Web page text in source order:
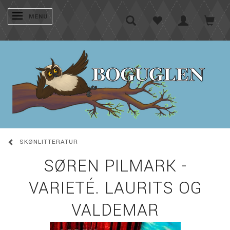
SKIFTE NAVIGATION
MENU
SKØNLITTERATUR
SØREN PILMARK -
VARIETÉ. LAURITS OG
VALDEMAR